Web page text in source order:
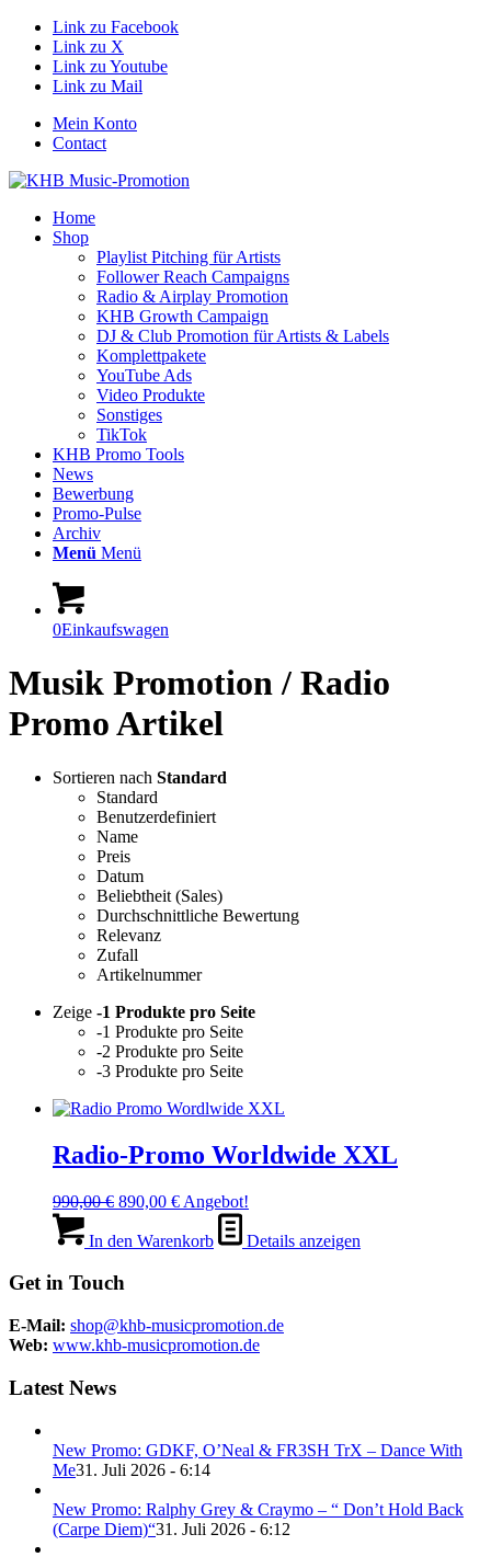
Link zu Facebook
Link zu X
Link zu Youtube
Link zu Mail
Mein Konto
Contact
Home
Shop
Playlist Pitching für Artists
Follower Reach Campaigns
Radio & Airplay Promotion
KHB Growth Campaign
DJ & Club Promotion für Artists & Labels
Komplettpakete
YouTube Ads
Video Produkte
Sonstiges
TikTok
KHB Promo Tools
News
Bewerbung
Promo-Pulse
Archiv
Menü Menü
0Einkaufswagen
Musik Promotion / Radio
Promo Artikel
Sortieren nach Standard
Standard
Benutzerdefiniert
Name
Preis
Datum
Beliebtheit (Sales)
Durchschnittliche Bewertung
Relevanz
Zufall
Artikelnummer
Zeige -1 Produkte pro Seite
-1 Produkte pro Seite
-2 Produkte pro Seite
-3 Produkte pro Seite
Radio-Promo Worldwide XXL
990,00€ Ursprünglicher
war:
890,00 €Aktueller
ist:
Angebot!
In den Warenkorb Details anzeigen
Get in Touch
E-Mail: shop@khb-musicpromotion.de
Web: www.khb-musicpromotion.de
Latest News
New Promo: GDKF, O’Neal & FR3SH TrX – Dance With
Me31. Juli 2026 - 6:14
New Promo: Ralphy Grey & Craymo – “ Don’t Hold Back
(Carpe Diem)“31. Juli 2026 - 6:12